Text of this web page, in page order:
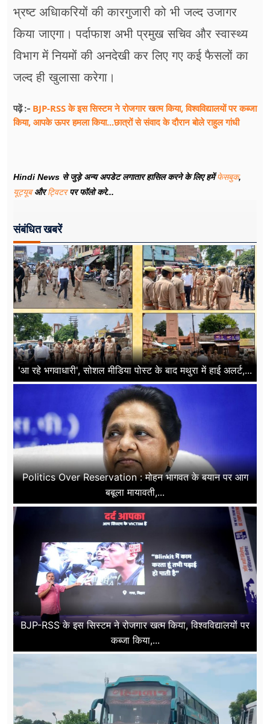
भ्रष्ट अधिाकरियों की कारगुजारी को भी जल्द उजागर
किया जाएगा। पर्दाफाश अभी प्रमुख सचिव और स्वास्थ्य
विभाग में नियमों की अनदेखी कर लिए गए कई फैसलों का
जल्द ही खुलासा करेगा।
पढ़ें :- BJP-RSS के इस सिस्टम ने रोजगार खत्म किया, विश्वविद्यालयों पर कब्जा
किया, आपके ऊपर हमला किया...छात्रों से संवाद के दौरान बोले राहुल गांधी
Hindi News से जुड़े अन्य अपडेट लगातार हासिल करने के लिए हमेंफेसबुक,
यूट्यूबऔरट्विटरपर फॉलो करे...
संबंधित खबरें
'आ रहे भगवाधारी', सोशल मीडिया पोस्ट के बाद मथुरा में हाई अलर्ट,...
Politics Over Reservation : मोहन भागवत के बयान पर आग
बबूला मायावती,...
BJP-RSS के इस सिस्टम ने रोजगार खत्म किया, विश्वविद्यालयों पर
कब्जा किया,...